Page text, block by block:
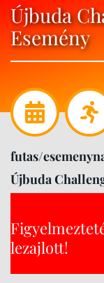
Újbuda
Esemény
futas/
Újbuda
lezajlott!